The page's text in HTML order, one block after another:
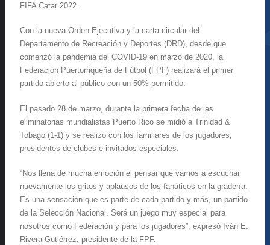
FIFA Catar 2022.
Con la nueva Orden Ejecutiva y la carta circular del
Departamento de Recreación y Deportes (DRD), desde que
comenzó la pandemia del COVID-19 en marzo de 2020, la
Federación Puertorriqueña de Fútbol (FPF) realizará el primer
partido abierto al público con un 50% permitido.
El pasado 28 de marzo, durante la primera fecha de las
eliminatorias mundialistas Puerto Rico se midió a Trinidad &
Tobago (1-1) y se realizó con los familiares de los jugadores,
presidentes de clubes e invitados especiales.
“Nos llena de mucha emoción el pensar que vamos a escuchar
nuevamente los gritos y aplausos de los fanáticos en la gradería.
Es una sensación que es parte de cada partido y más, un partido
de la Selección Nacional. Será un juego muy especial para
nosotros como Federación y para los jugadores”, expresó Iván E.
Rivera Gutiérrez, presidente de la FPF.